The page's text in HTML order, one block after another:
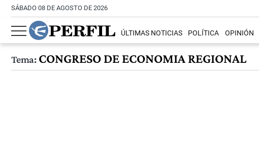
SÁBADO 08 DE AGOSTO DE 2026
ÚLTIMAS NOTICIAS POLÍTICA OPINIÓN
Tema:CONGRESO DE ECONOMIA REGIONAL